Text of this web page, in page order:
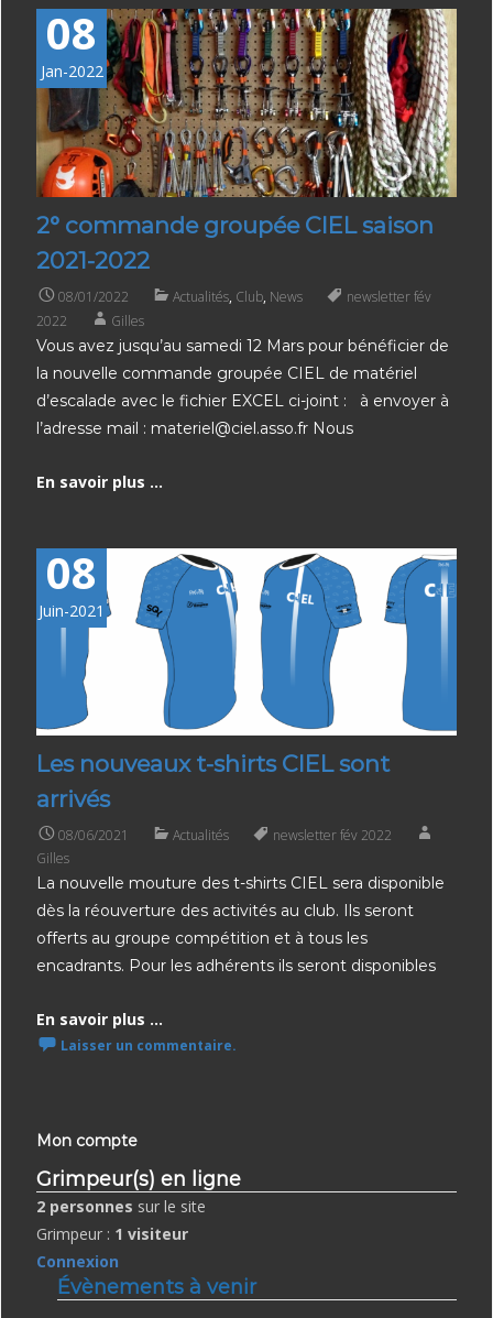
08
Jan-2022
2° commande groupée CIEL saison
2021-2022
08/01/2022 Actualités, Club, News
newsletter fév
2022
Gilles
Vous avez jusqu’au samedi 12 Mars pour bénéficier de
la nouvelle commande groupée CIEL de matériel
d’escalade avec le fichier EXCEL ci-joint : à envoyer à
l’adresse mail : materiel@ciel.asso.fr Nous
En savoir plus ...
08
Juin-2021
Les nouveaux t-shirts CIEL sont
arrivés
08/06/2021 Actualités
newsletter fév 2022
Gilles
La nouvelle mouture des t-shirts CIEL sera disponible
dès la réouverture des activités au club. Ils seront
offerts au groupe compétition et à tous les
encadrants. Pour les adhérents ils seront disponibles
En savoir plus ...
Laisser un commentaire.
Mon compte
Grimpeur(s) en ligne
2 personnes sur le site
Grimpeur : 1 visiteur
Connexion
Évènements à venir